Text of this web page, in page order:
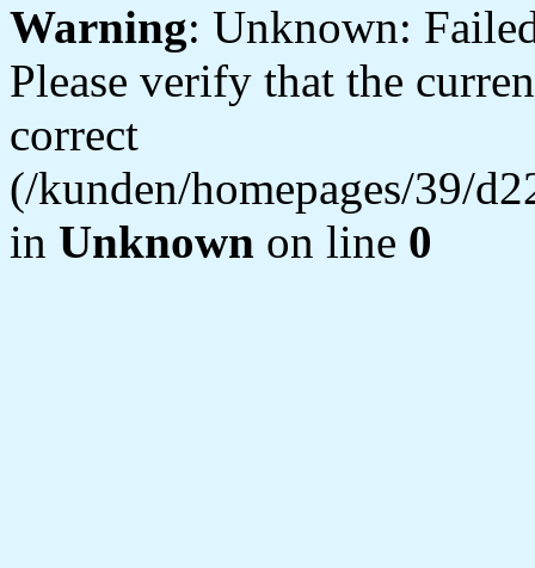
Warning: Unknown:
Please verify that the
correct
(/kunden/homepages/39/
in Unknown on line 0